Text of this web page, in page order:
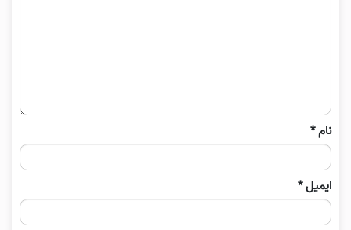
نام*
ایمیل*